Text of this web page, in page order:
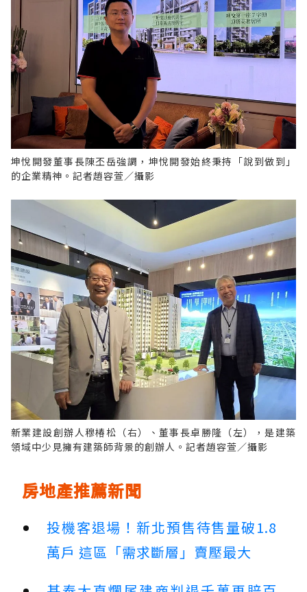
坤悅開發董事長陳丕岳強調，坤悅開發始終秉持「說到做到」
的企業精神。記者趙容萱／攝影
新業建設創辦人穆椿松（右）、董事長卓勝隆（左），是建築
領域中少見擁有建築師背景的創辦人。記者趙容萱／攝影
房地產推薦新聞
投機客退場！新北預售待售量破1.8
萬戶 這區「需求斷層」賣壓最大